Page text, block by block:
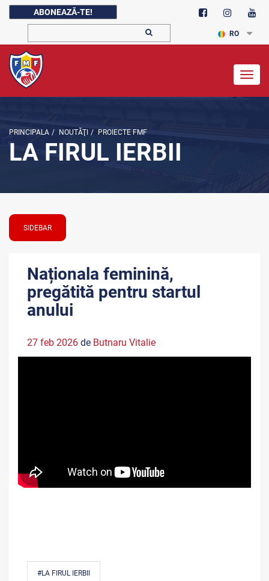
ABONEAZĂ-TE!
RO
PRINCIPALA / NOUTĂŢI / PROIECTE FMF
LA FIRUL IERBII
SIDEBAR
Naționala feminină,
pregătită pentru startul
anului
27 feb 2026 de Butnaru Vitalie
#LA FIRUL IERBII